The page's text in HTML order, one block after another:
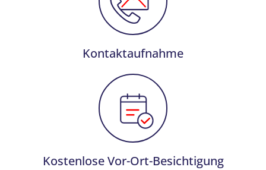
Kontaktaufnahme
Kostenlose Vor-Ort-Besichtigung